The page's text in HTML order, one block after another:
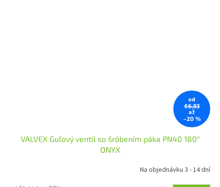
od
€6,83
až
–20 %
VALVEX Guľový ventil so šróbením páka PN40 180°
ONYX
Na objednávku 3 - 14 dní